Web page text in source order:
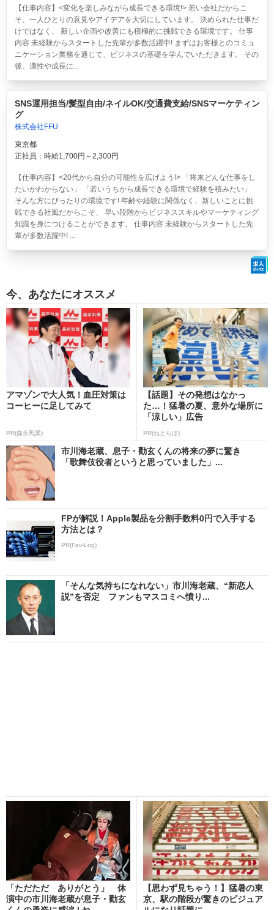
【仕事内容】<変化を楽しみながら成長できる環境!> 若い会社だからこ
そ、一人ひとりの意見やアイデアを大切にしています。 決められた仕事だ
けではなく、 新しい企画や改善にも積極的に挑戦できる環境です。 仕事
内容 未経験からスタートした先輩が多数活躍中! まずはお客様とのコミュ
ニケーション業務を通じて、ビジネスの基礎を学んでいただきます。 その
後、適性や成長に...
SNS運用担当/髪型自由/ネイルOK/交通費支給/SNSマーケティン
グ
株式会社FFU
東京都
正社員：時給1,700円～2,300円
【仕事内容】<20代から自分の可能性を広げよう!> 「将来どんな仕事をし
たいかわからない」 「若いうちから成長できる環境で経験を積みたい」
そんな方にぴったりの環境です! 年齢や経験に関係なく、新しいことに挑
戦できる社風だからこそ、 早い段階からビジネススキルやマーケティング
知識を身につけることができます。 仕事内容 未経験からスタートした先
輩が多数活躍中! ...
今、あなたにオススメ
アマゾンで大人気！血圧対策は
コーヒーに足してみて
PR(森永乳業)
【話題】その発想はなかっ
た…！猛暑の夏、意外な場所に
「涼しい」広告
PR(ねとらぼ)
市川海老蔵、息子・勸玄くんの将来の夢に驚き
「歌舞伎役者というと思っていました」...
FPが解説！Apple製品を分割手数料0円で入手する
方法とは？
PR(Fav-Log)
「そんな気持ちになれない」市川海老蔵、“新恋人
説”を否定 ファンもマスコミへ憤り...
「ただただ ありがとう」 休
演中の市川海老蔵が息子・勸玄
【思わず見ちゃう！】猛暑の東
京、駅の階段が驚きのビジュア